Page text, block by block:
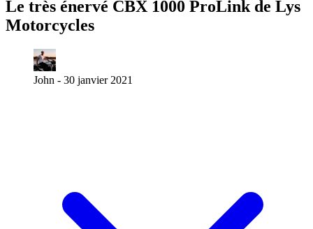
Le très énervé CBX 1000 ProLink de Lys
Motorcycles
John - 30 janvier 2021